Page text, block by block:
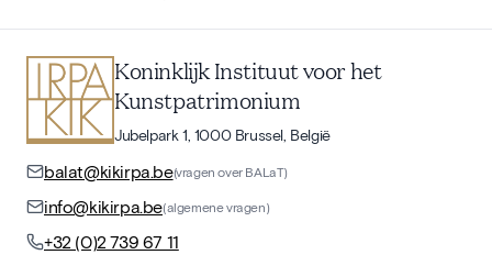
Koninklijk Instituut voor het
Kunstpatrimonium
Jubelpark 1, 1000 Brussel, België
balat@kikirpa.be(vragen over BALaT)
info@kikirpa.be(algemene vragen)
+32 (0)2 739 67 11